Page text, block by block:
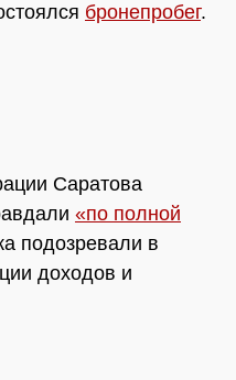
бронепробег.
Саратова
«по полной
подозревали в
доходов и